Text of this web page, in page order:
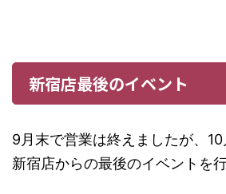
新宿店最後のイベント
9月末で営業は終えましたが、
新宿店からの最後のイベントを